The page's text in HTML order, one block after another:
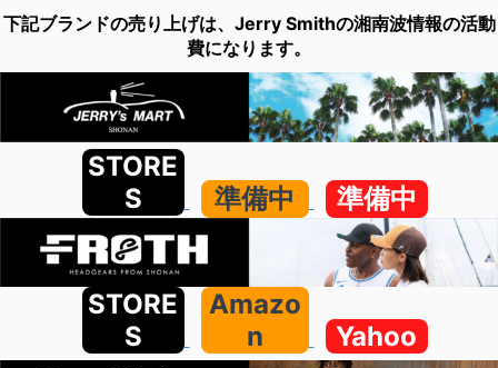
下記ブランドの売り上げは、Jerry Smithの湘南波情報の活動
費になります。
STORE
S
準備中 準備中
STORE
S
Amazo
n
Yahoo